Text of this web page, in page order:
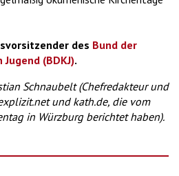
des Bund der
(BDKJ).
Schnaubelt (Chefredakteur und
und kath.de, die vom
in Würzburg berichtet haben).